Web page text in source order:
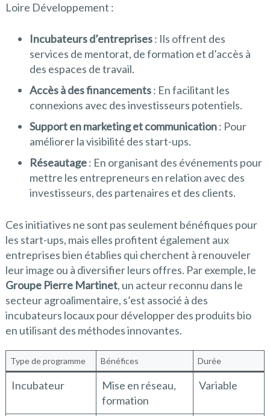
Loire Développement :
Incubateurs d’entreprises: Ils offrent des
services de mentorat, de formation et d’accès à
des espaces de travail.
Accès à des financements: En facilitant les
connexions avec des investisseurs potentiels.
Support en marketing et communication: Pour
améliorer la visibilité des start-ups.
Réseautage: En organisant des événements pour
mettre les entrepreneurs en relation avec des
investisseurs, des partenaires et des clients.
Ces initiatives ne sont pas seulement bénéfiques pour
les start-ups, mais elles profitent également aux
entreprises bien établies qui cherchent à renouveler
leur image ou à diversifier leurs offres. Par exemple, le
Groupe Pierre Martinet, un acteur reconnu dans le
secteur agroalimentaire, s’est associé à des
incubateurs locaux pour développer des produits bio
en utilisant des méthodes innovantes.
Type de programme Bénéfices Durée
Incubateur
Mise en réseau,
formation
Variable